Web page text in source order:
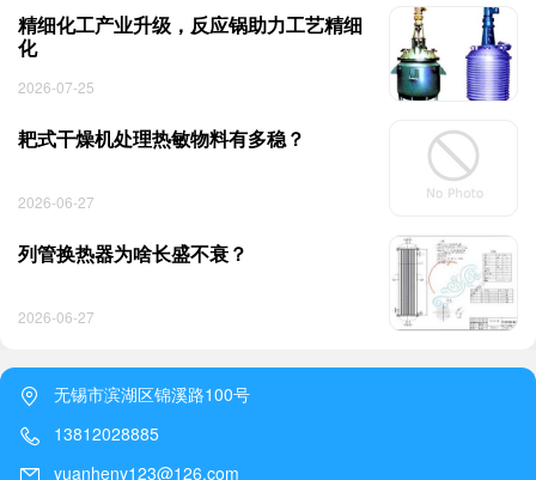
精细化工产业升级，反应锅助力工艺精细
化
2026-07-25
耙式干燥机处理热敏物料有多稳？
2026-06-27
列管换热器为啥长盛不衰？
2026-06-27
无锡市滨湖区锦溪路100号
13812028885
yuanheny123@126.com